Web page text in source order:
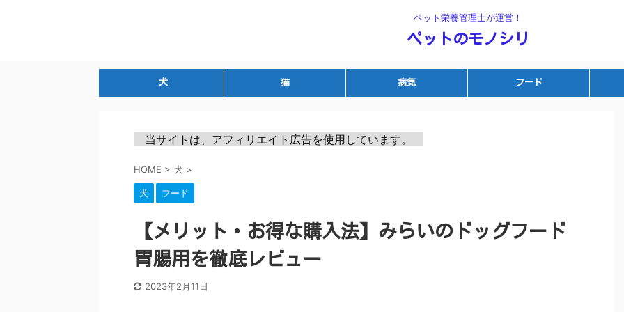
ペット栄養管理士が運営！
ペットのモノシリ
犬 猫 病気 フード
当サイトは、アフィリエイト広告を使用しています。
HOME > 犬 >
犬 フード
【メリット・お得な購入法】みらいのドッグフード
胃腸用を徹底レビュー
2023年2月11日